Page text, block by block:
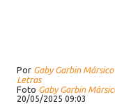
Por Gaby Garbin
Letras
Foto Gaby Garbin
20/05/2025 09:03